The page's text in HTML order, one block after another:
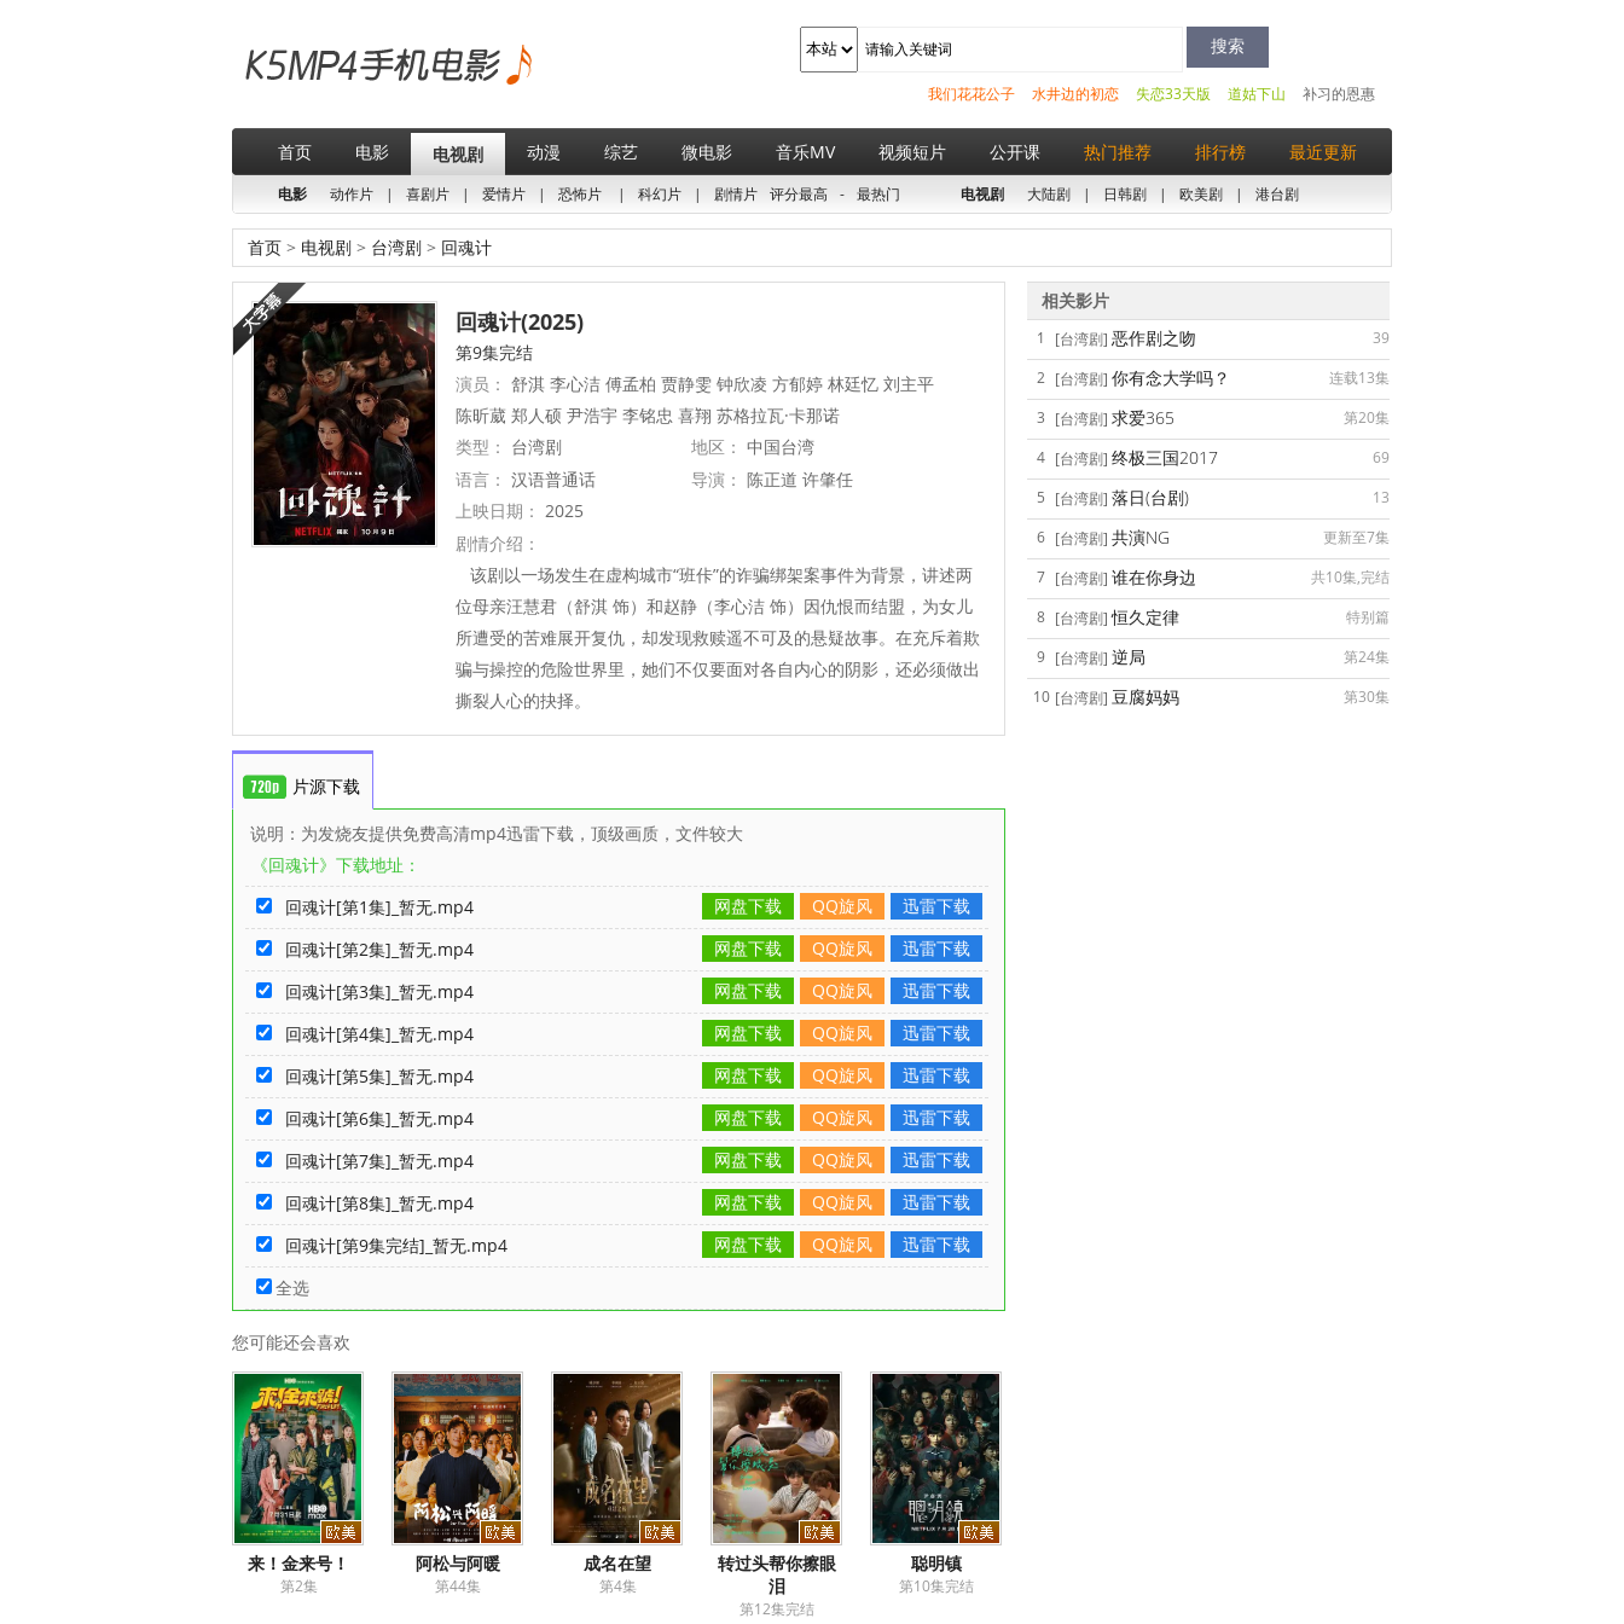
补习的恩惠
道姑下山
失恋33天版
水井边的初恋
我们花花公子
首页 电影 电视剧 动漫 综艺 微电影 音乐MV 视频短片 公开课 热门推荐 排行榜 最近更新
电影 动作片 | 喜剧片 | 爱情片 | 恐怖片 | 科幻片 | 剧情片 评分最高 - 最热门 电视剧 大陆剧 | 日韩剧 | 欧美剧 | 港台剧
首页 > 电视剧 > 台湾剧 > 回魂计
回魂计(2025)
第9集完结
演员： 舒淇 李心洁 傅孟柏 贾静雯 钟欣凌 方郁婷 林廷忆 刘主平
陈昕葳 郑人硕 尹浩宇 李铭忠 喜翔 苏格拉瓦·卡那诺
类型： 台湾剧 地区： 中国台湾
语言： 汉语普通话 导演： 陈正道 许肇任
上映日期： 2025
剧情介绍：
该剧以一场发生在虚构城市“班佧”的诈骗绑架案事件为背景，讲述两
位母亲汪慧君（舒淇 饰）和赵静（李心洁 饰）因仇恨而结盟，为女儿
所遭受的苦难展开复仇，却发现救赎遥不可及的悬疑故事。在充斥着欺
骗与操控的危险世界里，她们不仅要面对各自内心的阴影，还必须做出
撕裂人心的抉择。
片源下载
说明：为发烧友提供免费高清mp4迅雷下载，顶级画质，文件较大
《回魂计》下载地址：
回魂计[第1集]_暂无.mp4
迅雷下载
QQ旋风
网盘下载
回魂计[第2集]_暂无.mp4
迅雷下载
QQ旋风
网盘下载
回魂计[第3集]_暂无.mp4
迅雷下载
QQ旋风
网盘下载
回魂计[第4集]_暂无.mp4
迅雷下载
QQ旋风
网盘下载
回魂计[第5集]_暂无.mp4
迅雷下载
QQ旋风
网盘下载
回魂计[第6集]_暂无.mp4
迅雷下载
QQ旋风
网盘下载
回魂计[第7集]_暂无.mp4
迅雷下载
QQ旋风
网盘下载
回魂计[第8集]_暂无.mp4
迅雷下载
QQ旋风
网盘下载
回魂计[第9集完结]_暂无.mp4
迅雷下载
QQ旋风
网盘下载
全选
您可能还会喜欢
来！金来号！
第2集
阿松与阿暖
第44集
成名在望
第4集
转过头帮你擦眼
泪
第12集完结
聪明镇
第10集完结
相关影片
1 [台湾剧] 恶作剧之吻
39
2 [台湾剧] 你有念大学吗？
连载13集
3 [台湾剧] 求爱365
第20集
4 [台湾剧] 终极三国2017
69
5 [台湾剧] 落日(台剧)
13
6 [台湾剧] 共演NG
更新至7集
7 [台湾剧] 谁在你身边
共10集,完结
8 [台湾剧]恒久定律
特别篇
9 [台湾剧] 逆局
第24集
10 [台湾剧] 豆腐妈妈 第30集